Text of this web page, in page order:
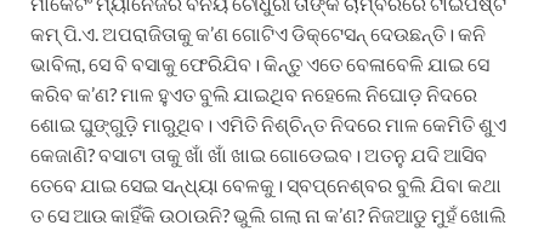
କମ୍ ପି.ଏ. ଅପରାଜିତାକୁ କ’ଣ ଗୋଟିଏ ଡିକ୍ଟେସନ୍ ଦେଉଛନ୍ତି। କନି
ଭାବିଲା, ସେ ବି ବସାକୁ ଫେରିଯିବ। କିନ୍ତୁ ଏତେ ବେଳାବେଳି ଯାଇ ସେ
କରିବ କ’ଣ? ମାଳ ହୁଏତ ବୁଲି ଯାଇଥିବ ନହେଲେ ନିଘୋଡ଼ ନିଦରେ
ଶୋଇ ଘୁଙ୍ଗୁଡ଼ି ମାରୁଥିବ। ଏମିତି ନିଶ୍ଚିନ୍ତ ନିଦରେ ମାଳ କେମିତି ଶୁଏ
କେଜାଣି? ବସାଟା ତାକୁ ଖାଁ ଖାଁ ଖାଇ ଗୋଡେଇବ। ଅତନୁ ଯଦି ଆସିବ
ତେବେ ଯାଇ ସେଇ ସନ୍ଧ୍ୟା ବେଳକୁ। ସ୍ବପ୍ନେଶ୍ବର ବୁଲି ଯିବା କଥା
ତ ସେ ଆଉ କାହିଁକି ଉଠାଉନି? ଭୁଲି ଗଲା ନା କ’ଣ? ନିଜଆଡୁ ମୁହଁ ଖୋଲି